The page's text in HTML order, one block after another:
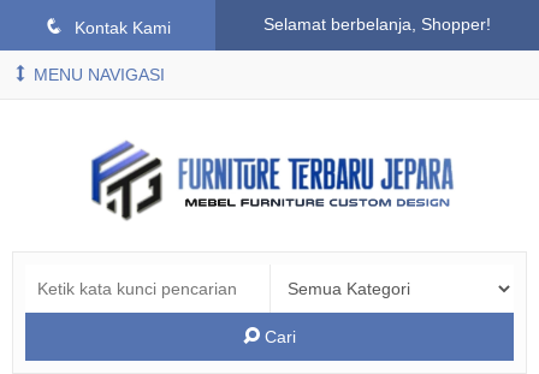
q Kontak Kami Selamat berbelanja, Shopper!
MENU NAVIGASI
Cari